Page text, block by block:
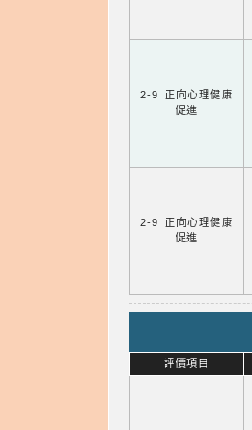
2-9 正向心理健康
促進
2-9 正向心理健康
促進
評價項目